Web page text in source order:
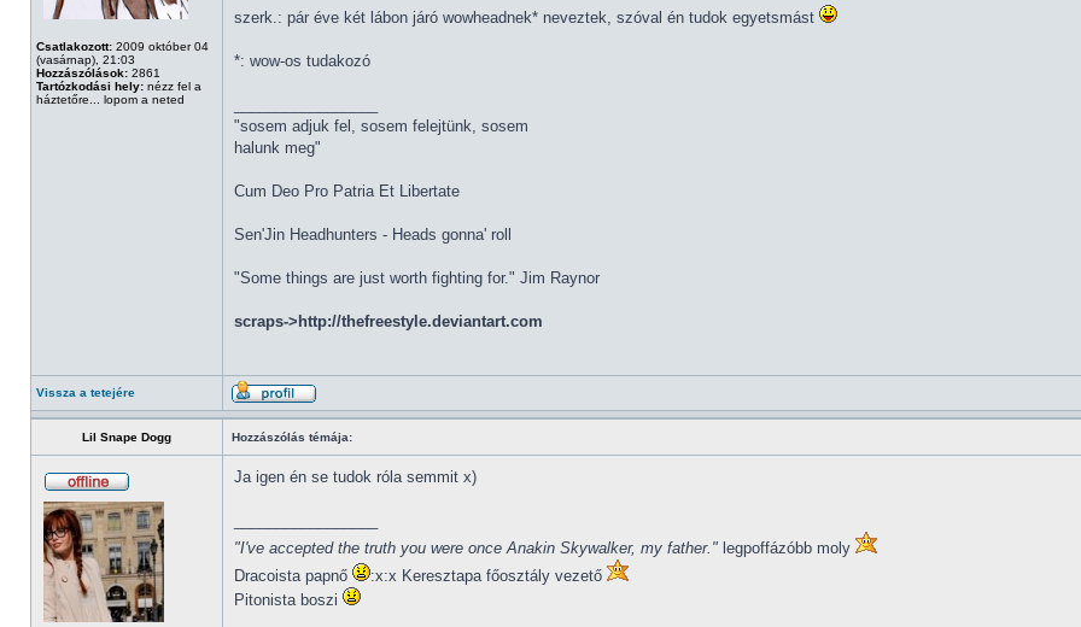
Csatlakozott: 2009 október 04
(vasárnap), 21:03
Hozzászólások: 2861
Tartózkodási hely: nézz fel a
háztetőre... lopom a neted
szerk.: pár éve két lábon járó wowheadnek* neveztek, szóval én tudok egyetsmást
*: wow-os tudakozó
"sosem adjuk fel, sosem felejtünk, sosem
halunk meg"
Cum Deo Pro Patria Et Libertate
Sen'Jin Headhunters - Heads gonna' roll
"Some things are just worth fighting for." Jim Raynor
scraps->http://thefreestyle.deviantart.com
Vissza a tetejére
Lil Snape Dogg Hozzászólás témája:
Ja igen én se tudok róla semmit x)
"I've accepted the truth you were once Anakin Skywalker, my father." legpoffázóbb moly
Dracoista papnő
:x:x Keresztapa főosztály vezető
Pitonista boszi